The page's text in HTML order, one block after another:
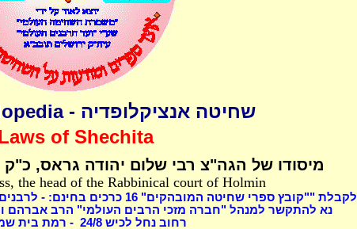
שחיטה אנציקלופדיה - Shechita Encyclopedia
of Shechita
מיסודו של הגה"צ רבי שלום יהודה גראס, כ"ק
the head of the Rabbinical court of Holmin
לקבלת ""קובץ ספרי שחיטה המובהקים" כרכים בחינם: -
נא להתקשר למנהל "חברה מזכי הרבים העולמי" הרב אברהם
רחוב נחל לכיש 24/ 8
- רמת בית